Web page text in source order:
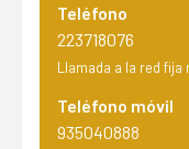
Teléfono
223718076
Llamada a la red fija
Teléfono móvil
935040888